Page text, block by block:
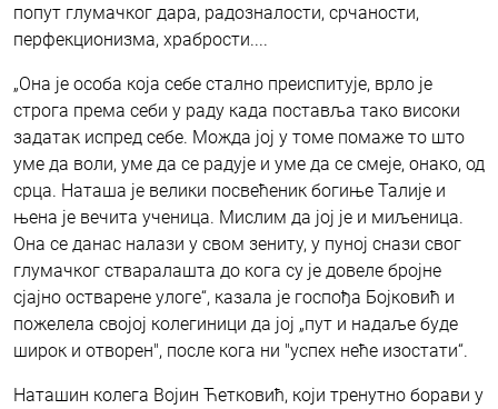
попут глумачког дара, радозналости, срчаности,
перфекционизма, храбрости....
„Она је особа која себе стално преиспитује, врло је
строга према себи у раду када поставља тако високи
задатак испред себе. Можда јој у томе помаже то што
уме да воли, уме да се радује и уме да се смеје, онако, од
срца. Наташа је велики посвећеник богиње Талије и
њена је вечита ученица. Мислим да јој је и миљеница.
Она се данас налази у свом зениту, у пуној снази свог
глумачког стваралашта до кога су је довеле бројне
сјајно остварене улоге“, казала је госпођа Бојковић и
пожелела својој колегиници да јој „пут и надаље буде
широк и отворен", после кога ни "успех неће изостати“.
Наташин колега Војин Ћетковић, који тренутно борави у